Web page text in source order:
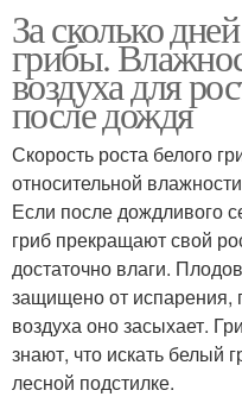
За сколько
грибы.
воздуха для
после дождя
Скорость роста белого
относительной
Если после дождливого
гриб прекращают свой
достаточно влаги.
защищено от испарения,
воздуха оно засыхает.
знают, что искать белый
лесной подстилке.